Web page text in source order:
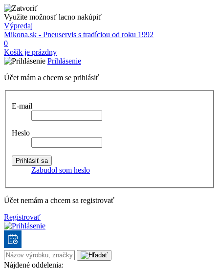
Využite možnosť lacno nakúpiť
Výpredaj
Mikona.sk - Pneuservis s tradíciou od roku 1992
0
Košík je prázdny
Prihlásenie
Účet mám a chcem se prihlásiť
E-mail
Heslo
Zabudol som heslo
Účet nemám a chcem sa registrovať
Registrovať
Nájdené oddelenia: